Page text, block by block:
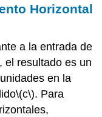
Horizontal
a la entrada de
, el resultado es un
unidades en la
\(c\). Para